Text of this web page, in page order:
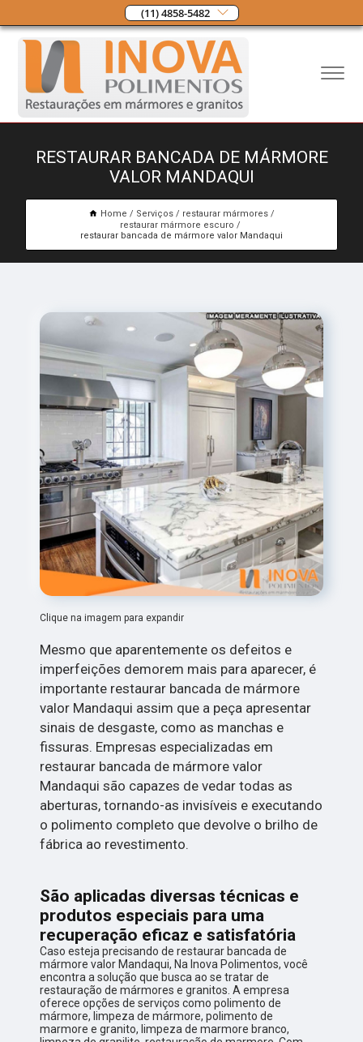
(11) 4858-5482
RESTAURAR BANCADA DE MÁRMORE
VALOR MANDAQUI
Home Serviços
restaurar mármores
restaurar mármore escuro
restaurar bancada de mármore valor Mandaqui
Clique na imagem para expandir
Mesmo que aparentemente os defeitos e
imperfeições demorem mais para aparecer, é
importante restaurar bancada de mármore
valor Mandaqui assim que a peça apresentar
sinais de desgaste, como as manchas e
fissuras. Empresas especializadas em
restaurar bancada de mármore valor
Mandaqui são capazes de vedar todas as
aberturas, tornando-as invisíveis e executando
o polimento completo que devolve o brilho de
fábrica ao revestimento.
São aplicadas diversas técnicas e
produtos especiais para uma
recuperação eficaz e satisfatória
Caso esteja precisando de restaurar bancada de
mármore valor Mandaqui, Na Inova Polimentos, você
encontra a solução que busca ao se tratar de
restauração de mármores e granitos. A empresa
oferece opções de serviços como polimento de
mármore, limpeza de mármore, polimento de
marmore e granito, limpeza de marmore branco,